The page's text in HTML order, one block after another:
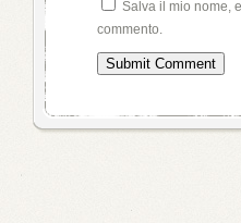
Salva il mio nome,
commento.